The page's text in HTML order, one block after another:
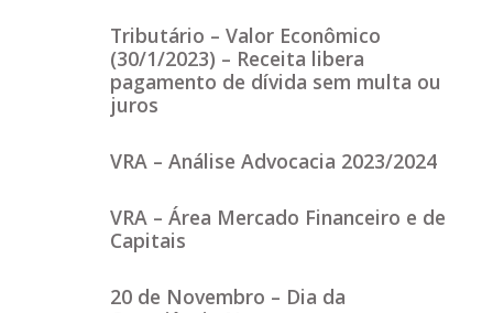
Tributário – Valor Econômico
(30/1/2023) – Receita libera
pagamento de dívida sem multa ou
juros
VRA – Análise Advocacia 2023/2024
VRA – Área Mercado Financeiro e de
Capitais
20 de Novembro – Dia da